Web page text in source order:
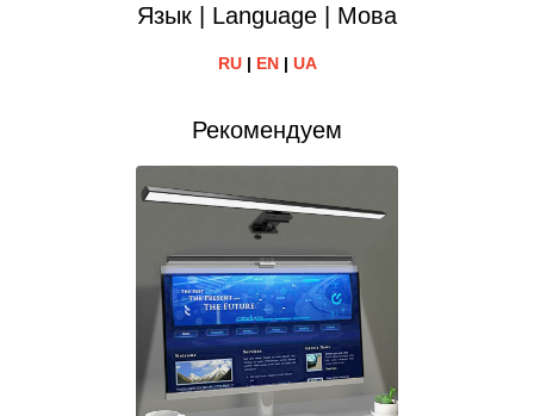
Язык | Language | Мова
RU| EN| UA
Рекомендуем